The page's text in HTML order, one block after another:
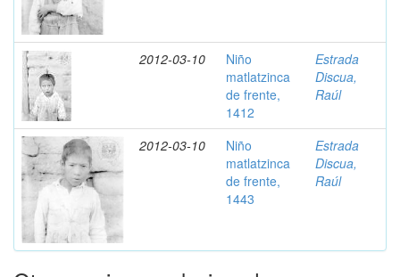
2012-03-10
Niño
matlatzinca
de frente,
1412
Estrada
Discua,
Raúl
2012-03-10
Niño
matlatzinca
de frente,
1443
Estrada
Discua,
Raúl